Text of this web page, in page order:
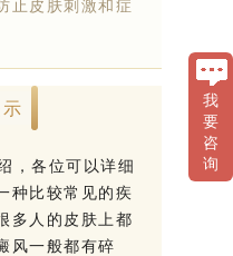
止皮肤刺激和症
各位可以详细
种比较常见的疾
多人的皮肤上都
风一般都有碎
我
要
咨
询